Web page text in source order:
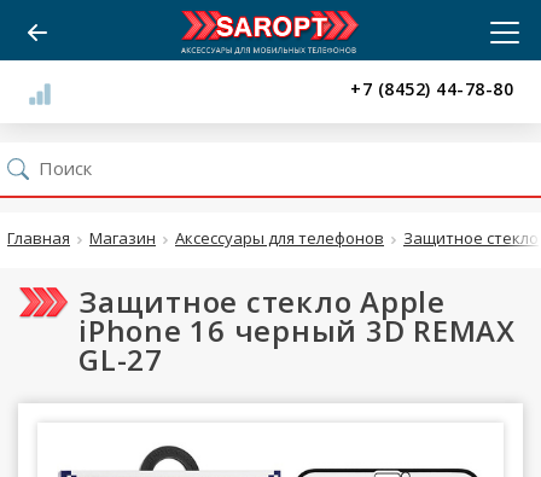
+7 (8452) 44-78-80
Главная Магазин Аксессуары для телефонов Защитное стекло
Защитное стекло Apple
iPhone 16 черный 3D REMAX
GL-27